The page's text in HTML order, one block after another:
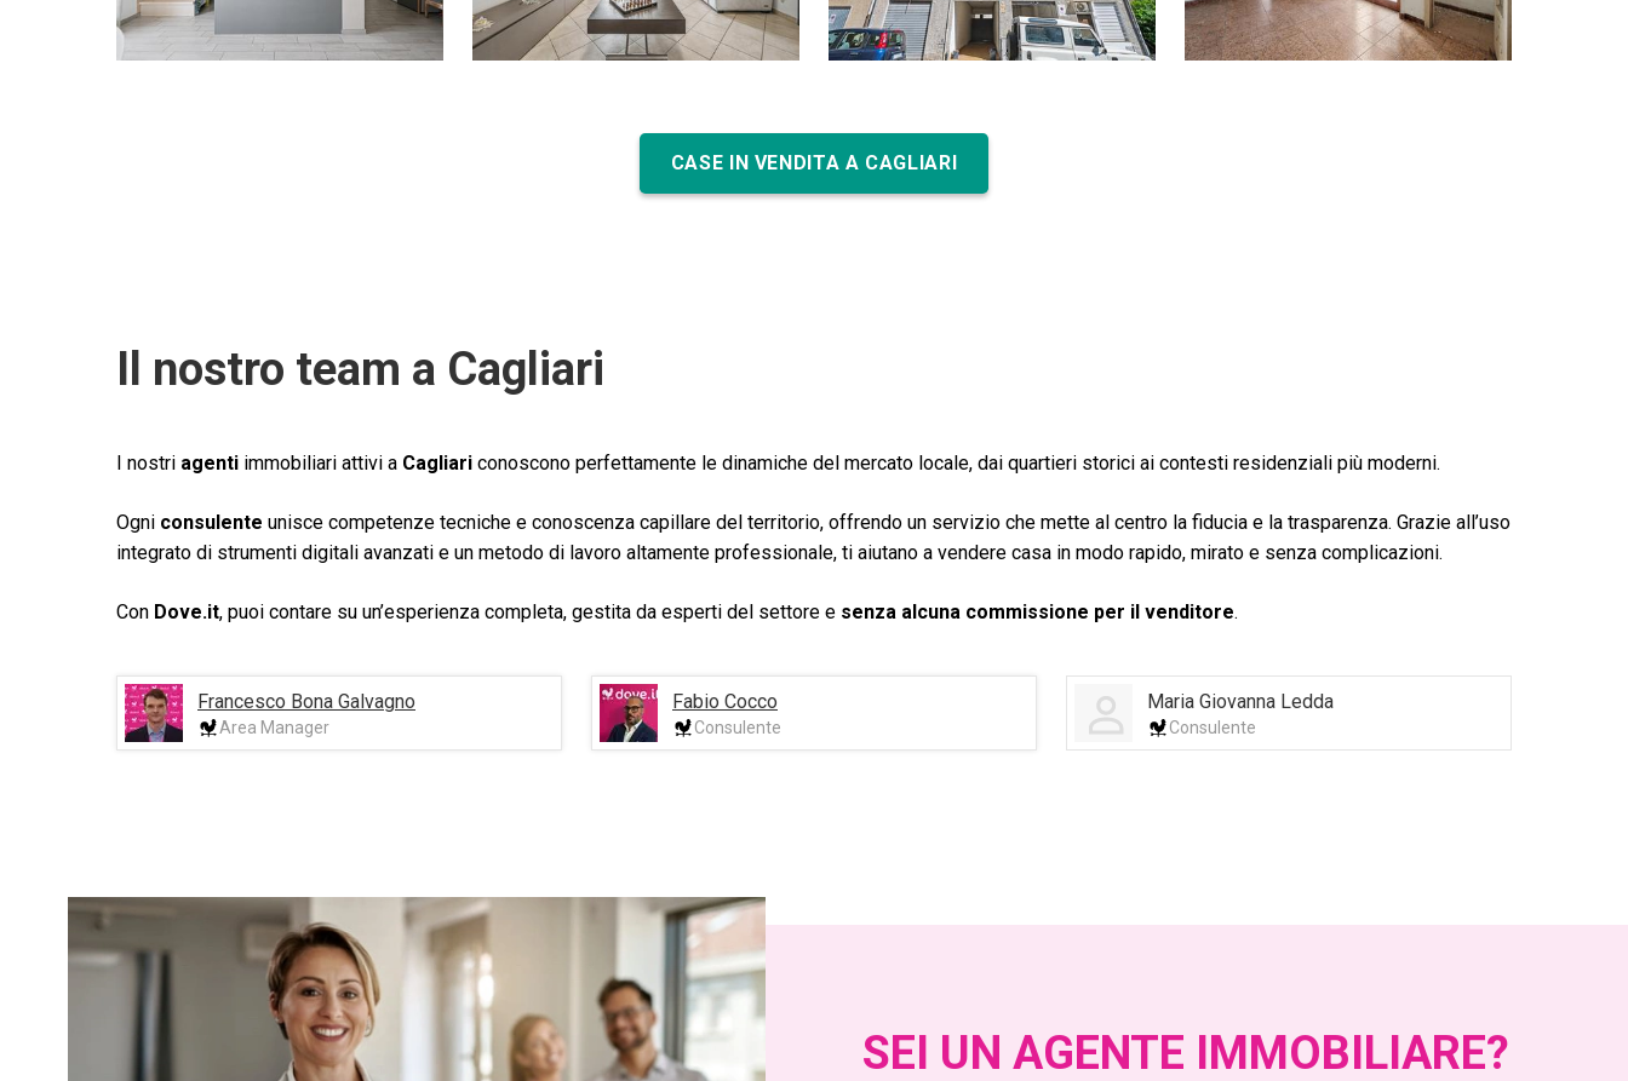
CASE IN VENDITA A CAGLIARI
Il nostro team a Cagliari
I nostri agenti immobiliari attivi a Cagliari conoscono perfettamente le dinamiche del mercato locale, dai quartieri storici ai contesti residenziali più moderni.
Ogni consulente unisce competenze tecniche e conoscenza capillare del territorio, offrendo un servizio che mette al centro la fiducia e la trasparenza. Grazie all’uso
integrato di strumenti digitali avanzati e un metodo di lavoro altamente professionale, ti aiutano a vendere casa in modo rapido, mirato e senza complicazioni.
Con Dove.it, puoi contare su un’esperienza completa, gestita da esperti del settore e senza alcuna commissione per il venditore.
Francesco Bona Galvagno
Area Manager
Fabio Cocco
Consulente
Maria Giovanna Ledda
Consulente
SEI UN AGENTE IMMOBILIARE?